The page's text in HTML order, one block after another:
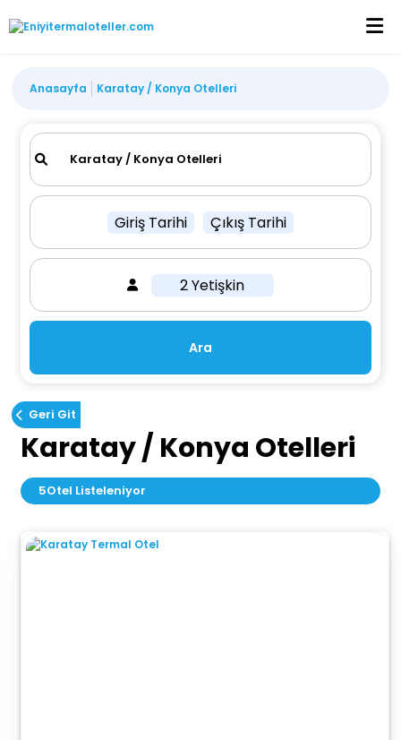
Anasayfa Karatay / Konya Otelleri
Giriş Tarihi Çıkış Tarihi
2 Yetişkin
Ara
Geri Git
Karatay / Konya Otelleri
5Otel Listeleniyor